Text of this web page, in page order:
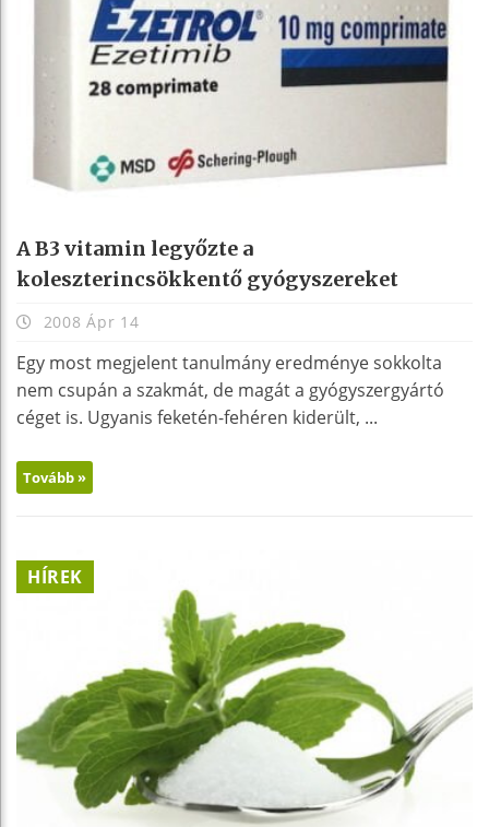
A B3 vitamin legyőzte a
koleszterincsökkentő gyógyszereket
2008 Ápr 14
Egy most megjelent tanulmány eredménye sokkolta
nem csupán a szakmát, de magát a gyógyszergyártó
céget is. Ugyanis feketén-fehéren kiderült, ...
Tovább »
HÍREK